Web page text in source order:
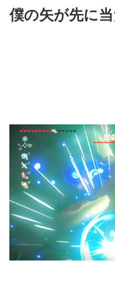
僕の矢が先に当